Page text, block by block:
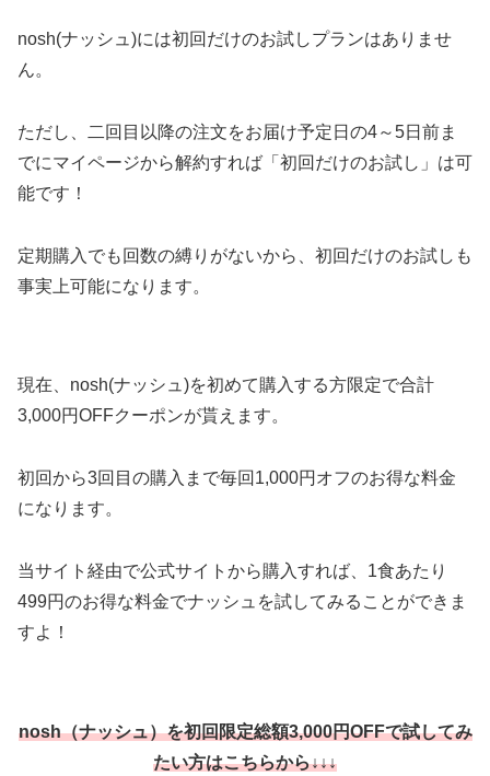
nosh(ナッシュ)には初回だけのお試しプランはありませ
ん。
ただし、二回目以降の注文をお届け予定日の4～5日前ま
でにマイページから解約すれば「初回だけのお試し」は可
能です！
定期購入でも回数の縛りがないから、初回だけのお試しも
事実上可能になります。
現在、nosh(ナッシュ)を初めて購入する方限定で合計
3,000円OFFクーポンが貰えます。
初回から3回目の購入まで毎回1,000円オフのお得な料金
になります。
当サイト経由で公式サイトから購入すれば、1食あたり
499円のお得な料金でナッシュを試してみることができま
すよ！
nosh（ナッシュ）を初回限定総額3,000円OFFで試してみ
たい方はこちらから↓↓↓